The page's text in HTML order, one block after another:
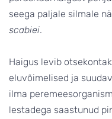
seega paljale silmale
scabiei.
Haigus levib
eluvõimelised ja
ilma
lestadega saastunud